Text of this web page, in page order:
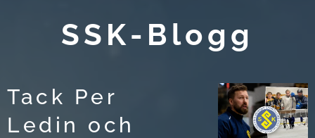
SSK-Blogg
Tack Per
Ledin och